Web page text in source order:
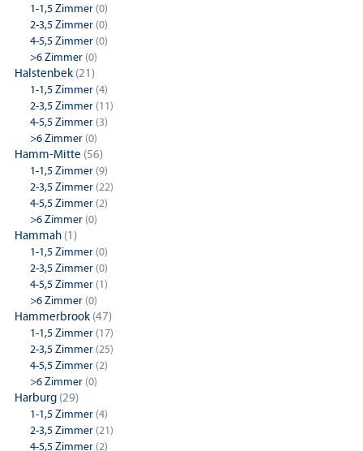
1-1,5 Zimmer (0)
2-3,5 Zimmer (0)
4-5,5 Zimmer (0)
>6 Zimmer (0)
Halstenbek (21)
1-1,5 Zimmer (4)
2-3,5 Zimmer (11)
4-5,5 Zimmer (3)
>6 Zimmer (0)
Hamm-Mitte (56)
1-1,5 Zimmer (9)
2-3,5 Zimmer (22)
4-5,5 Zimmer (2)
>6 Zimmer (0)
Hammah (1)
1-1,5 Zimmer (0)
2-3,5 Zimmer (0)
4-5,5 Zimmer (1)
>6 Zimmer (0)
Hammerbrook (47)
1-1,5 Zimmer (17)
2-3,5 Zimmer (25)
4-5,5 Zimmer (2)
>6 Zimmer (0)
Harburg (29)
1-1,5 Zimmer (4)
2-3,5 Zimmer (21)
4-5,5 Zimmer (2)